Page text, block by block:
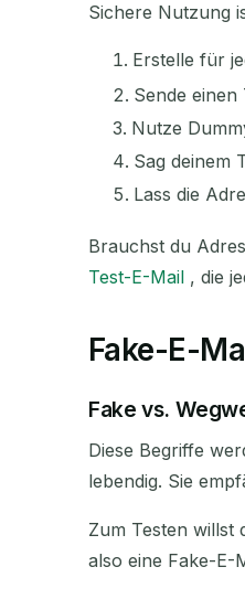
Sichere Nutzung
Erstelle für
Sende einen
Nutze
Sag deinem
Lass die
Brauchst du
Test-E-Mail , die
Fake-E-
Fake vs.
Diese Begriffe
lebendig. Sie
Zum Testen willst
also eine Fake-